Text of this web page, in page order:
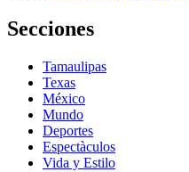
Secciones
Tamaulipas
Texas
México
Mundo
Deportes
Espectàculos
Vida y Estilo